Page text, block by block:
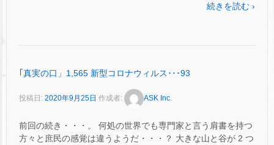
続きを読む ›
｢真実の口」1,565 新型コロナウィルス･･･93
投稿日: 2020年9月25日 作成者: ASK Inc.
前回の続き・・・。 何処の世界でも専門家と言う肩書を持つ
方々と庶民の感覚は違うようだ・・・？ 大きな山と谷が 2 つ